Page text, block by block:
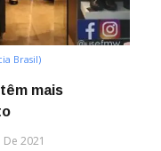
Brasil)
mais
2021